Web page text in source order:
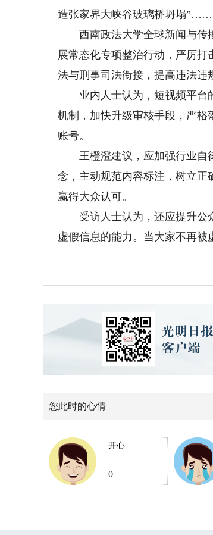
造张家界大峡谷玻璃桥坍塌”……
西南政法大学全球新闻与传
展常态化专项整治行动，严厉
法与刑事司法衔接，提高违法违
业内人士认为，短视频平台
机制，加快升级审核手段，严
账号。
王橙澄建议，应加强行业自
念，主动规范内容标注，树立
赢得大众认可。
受访人士认为，还应提升公众
虚假信息的能力。当大家不再被
您此时的心情
开心
0